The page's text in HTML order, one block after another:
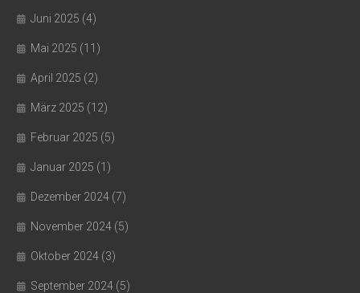
Juni 2025 (4)
Mai 2025 (11)
April 2025 (2)
März 2025 (12)
Februar 2025 (5)
Januar 2025 (1)
Dezember 2024 (7)
November 2024 (5)
Oktober 2024 (3)
September 2024 (5)